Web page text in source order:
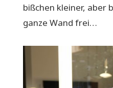
bißchen kleiner, aber
ganze Wand frei…